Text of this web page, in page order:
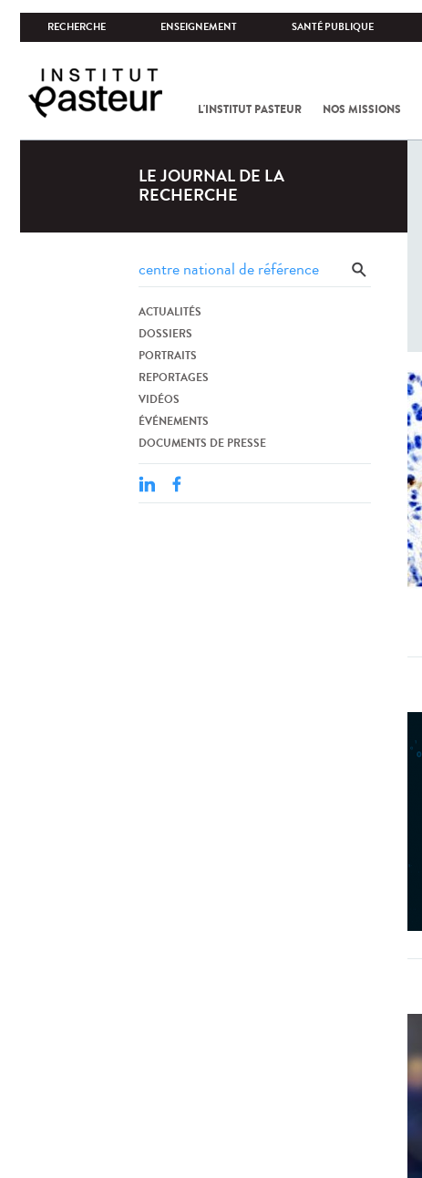
RECHERCHE ENSEIGNEMENT SANTÉ PUBLIQUE
L'INSTITUT PASTEUR NOS MISSIONS
LE JOURNAL DE LA
RECHERCHE
ACTUALITÉS
DOSSIERS
PORTRAITS
REPORTAGES
VIDÉOS
ÉVÉNEMENTS
DOCUMENTS DE PRESSE